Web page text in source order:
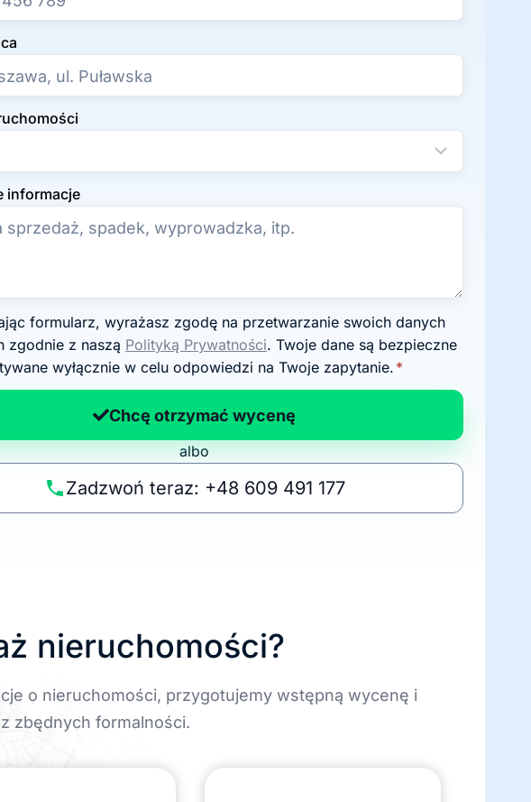
informacje
zgodnie z naszą Polityką Prywatności. Twoje dane są bezpieczne
wyłącznie w celu odpowiedzi na Twoje zapytanie. *
Chcę otrzymać wycenę
albo
Zadzwoń teraz: +48 609 491 177
nieruchomości?
o nieruchomości, przygotujemy wstępną wycenę i
zbędnych formalności.